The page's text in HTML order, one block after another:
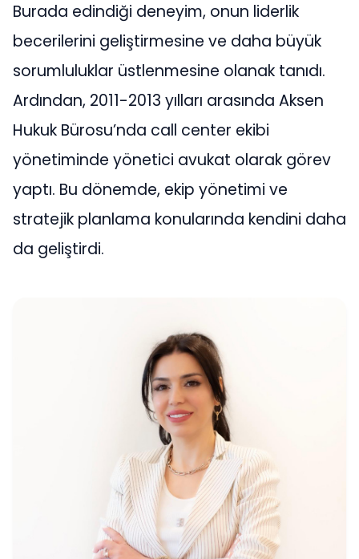
Burada edindiği deneyim, onun liderlik
becerilerini geliştirmesine ve daha büyük
sorumluluklar üstlenmesine olanak tanıdı.
Ardından, 2011-2013 yılları arasında Aksen
Hukuk Bürosu’nda call center ekibi
yönetiminde yönetici avukat olarak görev
yaptı. Bu dönemde, ekip yönetimi ve
stratejik planlama konularında kendini daha
da geliştirdi.